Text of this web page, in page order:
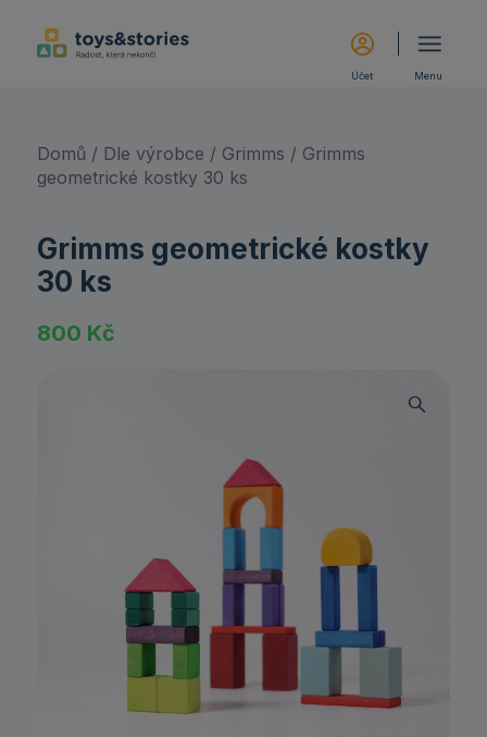
Menu
Účet
Domů / Dle výrobce / Grimms / Grimms
geometrické kostky 30 ks
Grimms geometrické kostky
30 ks
800 Kč